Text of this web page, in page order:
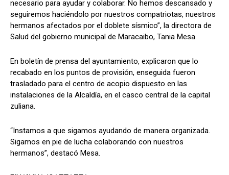
necesario para ayudar y colaborar. No hemos descansado y
seguiremos haciéndolo por nuestros compatriotas, nuestros
hermanos afectados por el doblete sísmico”, la directora de
Salud del gobierno municipal de Maracaibo, Tania Mesa.
En boletín de prensa del ayuntamiento, explicaron que lo
recabado en los puntos de provisión, enseguida fueron
trasladado para el centro de acopio dispuesto en las
instalaciones de la Alcaldía, en el casco central de la capital
zuliana.
“Instamos a que sigamos ayudando de manera organizada.
Sigamos en pie de lucha colaborando con nuestros
hermanos”, destacó Mesa.